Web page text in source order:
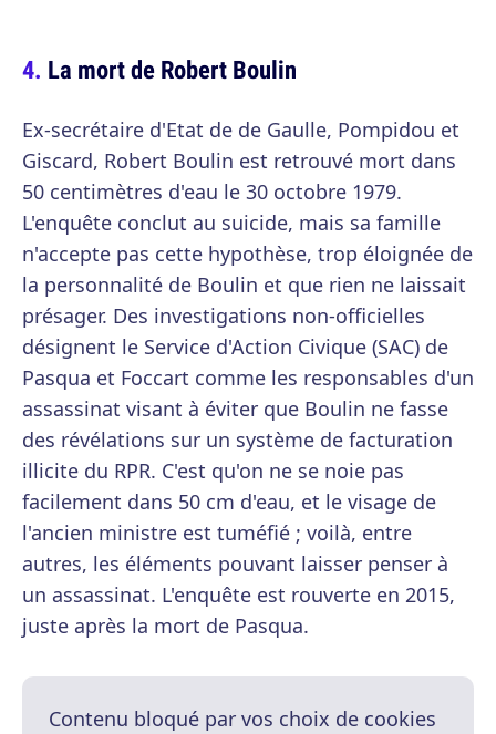
La mort de Robert Boulin
Ex-secrétaire d'Etat de de Gaulle, Pompidou et
Giscard, Robert Boulin est retrouvé mort dans
50 centimètres d'eau le 30 octobre 1979.
L'enquête conclut au suicide, mais sa famille
n'accepte pas cette hypothèse, trop éloignée de
la personnalité de Boulin et que rien ne laissait
présager. Des investigations non-officielles
désignent le Service d'Action Civique (SAC) de
Pasqua et Foccart comme les responsables d'un
assassinat visant à éviter que Boulin ne fasse
des révélations sur un système de facturation
illicite du RPR. C'est qu'on ne se noie pas
facilement dans 50 cm d'eau, et le visage de
l'ancien ministre est tuméfié ; voilà, entre
autres, les éléments pouvant laisser penser à
un assassinat. L'enquête est rouverte en 2015,
juste après la mort de Pasqua.
Contenu bloqué par vos choix de cookies